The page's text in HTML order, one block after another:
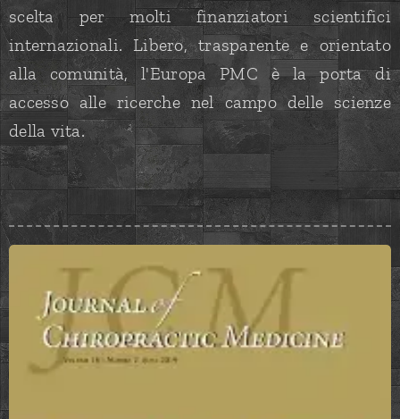
scelta per molti finanziatori scientifici
internazionali. Libero, trasparente e orientato
alla comunità, l'Europa PMC è la porta di
accesso alle ricerche nel campo delle scienze
della vita.